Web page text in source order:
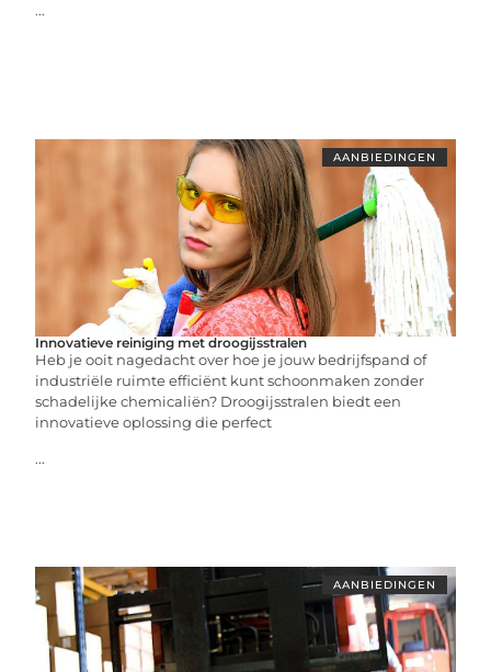
...
AANBIEDINGEN
Innovatieve reiniging met droogijsstralen
Heb je ooit nagedacht over hoe je jouw bedrijfspand of
industriële ruimte efficiënt kunt schoonmaken zonder
schadelijke chemicaliën? Droogijsstralen biedt een
innovatieve oplossing die perfect
...
AANBIEDINGEN